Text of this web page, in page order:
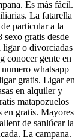
Es más fácil.
La fatarella
particular a la
sexo gratis desde
ligar o divorciadas
conocer gente en
whatsapp
gratis. Ligar en
en alquiler y
matapozuelos
en gratis. Mayores
de sanlúcar la
La campana.